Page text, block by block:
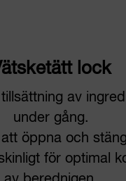
lock
av
under gång.
öppna och
för optimal